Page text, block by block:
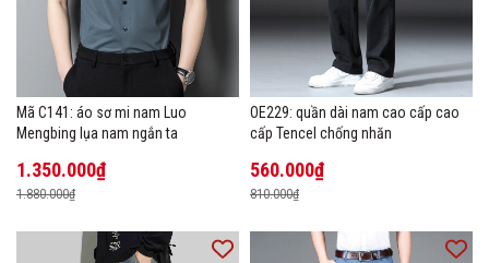
Mã C141: áo sơ mi nam Luo
Mengbing lụa nam ngắn ta
1.350.000₫
1.880.000₫
OE229: quần dài nam cao cấp cao
cấp Tencel chống nhăn
560.000₫
810.000₫